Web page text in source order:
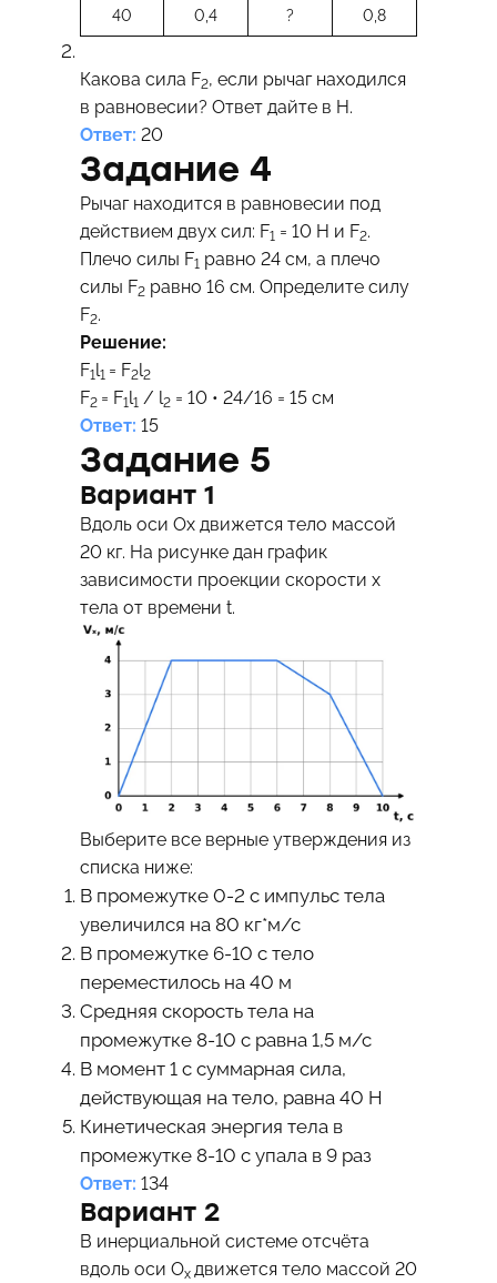
40 0,4 ? 0,8
Какова сила F2, если рычаг находился
в равновесии? Ответ дайте в Н.
Ответ: 20
Задание 4
Рычаг находится в равновесии под
действием двух сил: F1 = 10 Н и F2.
Плечо силы F1 равно 24 см, а плечо
силы F2равно 16 см. Определите силу
F2.
Решение:
F1l1 = F2l2
F2 = F1l1 / l2= 10 • 24/16 = 15 см
Ответ: 15
Задание 5
Вариант 1
Вдоль оси Ох движется тело массой
20 кг. На рисунке дан график
зависимости проекции скорости х
тела от времени t.
Выберите все верные утверждения из
списка ниже:
В промежутке 0-2 с импульс тела
увеличился на 80 кг*м/с
В промежутке 6-10 с тело
переместилось на 40 м
Средняя скорость тела на
промежутке 8-10 с равна 1,5 м/с
В момент 1 с суммарная сила,
действующая на тело, равна 40 Н
Кинетическая энергия тела в
промежутке 8-10 с упала в 9 раз
Ответ: 134
Вариант 2
В инерциальной системе отсчёта
вдоль оси Ox движется тело массой 20